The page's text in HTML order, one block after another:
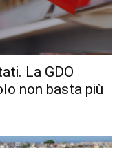
La GDO
non basta più